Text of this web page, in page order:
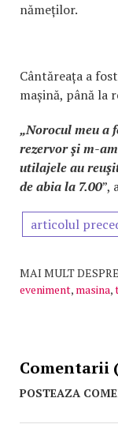
nămeților.
Cântăreața a
mașină, până la
„Norocul meu a
rezervor şi m-
utilajele au
de abia la 7.00”,
articolul
MAI MULT
eveniment, masina,
Comentarii
POSTEAZA